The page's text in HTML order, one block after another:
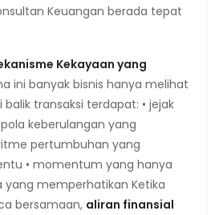
Keuangan berada tepat
Kekayaan yang
ini banyak bisnis hanya melihat
balik transaksi terdapat: • jejak
keberulangan yang
pertumbuhan yang
• momentum yang hanya
yang memperhatikan Ketika
bersamaan, aliran finansial